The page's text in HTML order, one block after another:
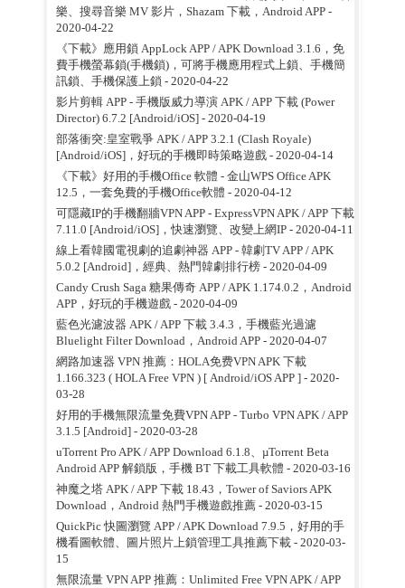
樂、搜尋音樂 MV 影片，Shazam 下載，Android APP-
2020-04-22
《下載》應用鎖 AppLock APP / APK Download 3.1.6，免
費手機螢幕鎖(手機鎖)，可將手機應用程式上鎖、手機簡
訊鎖、手機保護上鎖 - 2020-04-22
影片剪輯 APP - 手機版威力導演 APK / APP 下載 (Power
Director) 6.7.2 [Android/iOS]- 2020-04-19
部落衝突:皇室戰爭 APK / APP 3.2.1 (Clash Royale)
[Android/iOS]，好玩的手機即時策略遊戲- 2020-04-14
《下載》好用的手機Office 軟體 - 金山WPS Office APK
12.5，一套免費的手機Office軟體 - 2020-04-12
可隱藏IP的手機翻牆VPN APP - ExpressVPN APK / APP 下載
7.11.0 [Android/iOS]，快速瀏覽、改變上網IP- 2020-04-11
線上看韓國電視劇的追劇神器 APP - 韓劇TV APP / APK
5.0.2 [Android]，經典、熱門韓劇排行榜- 2020-04-09
Candy Crush Saga 糖果傳奇 APP / APK 1.174.0.2，Android
APP，好玩的手機遊戲- 2020-04-09
藍色光濾波器 APK / APP 下載 3.4.3，手機藍光過濾
Bluelight Filter Download，Android APP- 2020-04-07
網路加速器 VPN 推薦：HOLA免费VPN APK 下載
1.166.323 ( HOLA Free VPN ) [ Android/iOS APP ]- 2020-
03-28
好用的手機無限流量免費VPN APP - Turbo VPN APK / APP
3.1.5 [Android]- 2020-03-28
uTorrent Pro APK / APP Download 6.1.8、µTorrent Beta
Android APP 解鎖版，手機 BT 下載工具軟體 - 2020-03-16
神魔之塔 APK / APP 下載 18.43，Tower of Saviors APK
Download，Android 熱門手機遊戲推薦- 2020-03-15
QuickPic 快圖瀏覽 APP / APK Download 7.9.5，好用的手
機看圖軟體、圖片照片上鎖管理工具推薦下載- 2020-03-
15
無限流量 VPN APP 推薦：Unlimited Free VPN APK / APP